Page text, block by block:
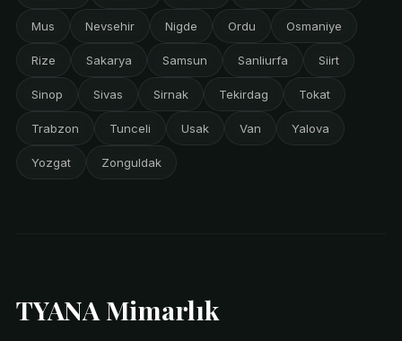
Mus Nevsehir Nigde Ordu Osmaniye
Rize Sakarya Samsun Sanliurfa Siirt
Sinop Sivas Sirnak Tekirdag Tokat
Trabzon Tunceli Usak Van Yalova
Yozgat Zonguldak
TYANA Mimarlık